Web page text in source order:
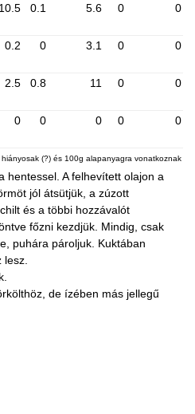
10.5 0.1 5.6 0 0
0.2 0 3.1 0 0
2.5 0.8 11 0 0
0 0 0 0 0
(?) és 100g alapanyagra vonatkoznak
hentessel. A felhevített olajon a
jól átsütjük, a zúzott
és a többi hozzávalót
főzni kezdjük. Mindig, csak
puhára pároljuk. Kuktában
de ízében más jellegű